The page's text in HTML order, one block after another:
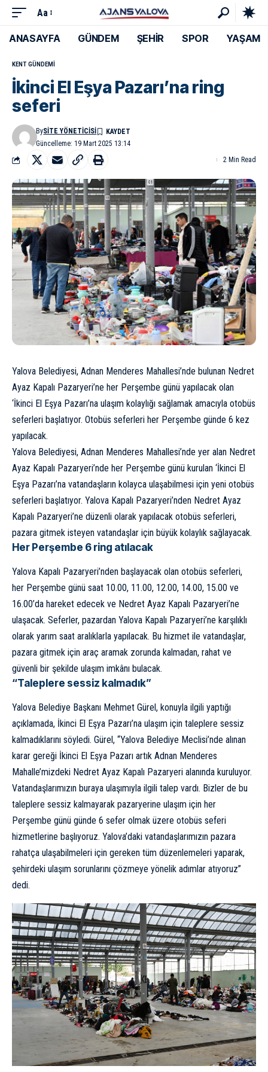
Aa
ANASAYFA GÜNDEM ŞEHİR SPOR YAŞAM
KENT GÜNDEMI
İkinci El Eşya Pazarı’na ring
seferi
Güncelleme: 19 Mart 2025 13:14
BySITE YÖNETICISI
2 Min Read
Yalova Belediyesi, Adnan Menderes Mahallesi’nde bulunan Nedret
Ayaz Kapalı Pazaryeri’ne her Perşembe günü yapılacak olan
‘İkinci El Eşya Pazarı’na ulaşım kolaylığı sağlamak amacıyla otobüs
seferleri başlatıyor. Otobüs seferleri her Perşembe günde 6 kez
yapılacak.
Yalova Belediyesi, Adnan Menderes Mahallesi’nde yer alan Nedret
Ayaz Kapalı Pazaryeri’nde her Perşembe günü kurulan ‘İkinci El
Eşya Pazarı’na vatandaşların kolayca ulaşabilmesi için yeni otobüs
seferleri başlatıyor. Yalova Kapalı Pazaryeri’nden Nedret Ayaz
Kapalı Pazaryeri’ne düzenli olarak yapılacak otobüs seferleri,
pazara gitmek isteyen vatandaşlar için büyük kolaylık sağlayacak.
Her Perşembe 6 ring atılacak
Yalova Kapalı Pazaryeri’nden başlayacak olan otobüs seferleri,
her Perşembe günü saat 10.00, 11.00, 12.00, 14.00, 15.00 ve
16.00’da hareket edecek ve Nedret Ayaz Kapalı Pazaryeri’ne
ulaşacak. Seferler, pazardan Yalova Kapalı Pazaryeri’ne karşılıklı
olarak yarım saat aralıklarla yapılacak. Bu hizmet ile vatandaşlar,
pazara gitmek için araç aramak zorunda kalmadan, rahat ve
güvenli bir şekilde ulaşım imkânı bulacak.
“Taleplere sessiz kalmadık”
Yalova Belediye Başkanı Mehmet Gürel, konuyla ilgili yaptığı
açıklamada, İkinci El Eşya Pazarı’na ulaşım için taleplere sessiz
kalmadıklarını söyledi. Gürel, “Yalova Belediye Meclisi’nde alınan
karar gereği İkinci El Eşya Pazarı artık Adnan Menderes
Mahalle’mizdeki Nedret Ayaz Kapalı Pazaryeri alanında kuruluyor.
Vatandaşlarımızın buraya ulaşımıyla ilgili talep vardı. Bizler de bu
taleplere sessiz kalmayarak pazaryerine ulaşım için her
Perşembe günü günde 6 sefer olmak üzere otobüs seferi
hizmetlerine başlıyoruz. Yalova’daki vatandaşlarımızın pazara
rahatça ulaşabilmeleri için gereken tüm düzenlemeleri yaparak,
şehirdeki ulaşım sorunlarını çözmeye yönelik adımlar atıyoruz”
dedi.